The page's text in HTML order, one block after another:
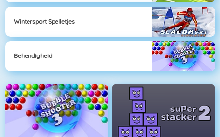
Wintersport Spelletjes
Behendigheid